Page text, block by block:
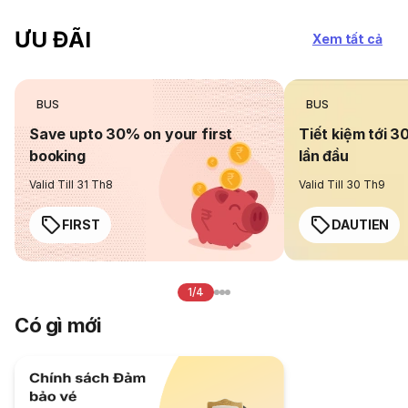
ƯU ĐÃI Xem tất cả
BUS
Save upto 30% on your first
booking
Valid Till 31 Th8
FIRST
BUS
Tiết kiệm tới
lần đầu
Valid Till 30 Th9
DAUTIEN
1/4
Có gì mới